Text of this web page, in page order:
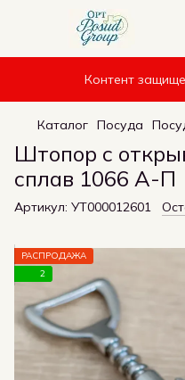
Контент
Каталог Посуда
Штопор с
сплав 1066 А-П
Артикул: УТ000012601
РАСПРОДАЖА
2